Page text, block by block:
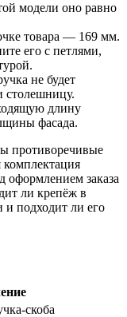
модели оно равно
товара — 169 мм.
его с петлями,
не будет
столешницу.
длину
фасада.
противоречивые
комплектация
оформлением заказа
ли крепёж в
и подходит ли его
скоба